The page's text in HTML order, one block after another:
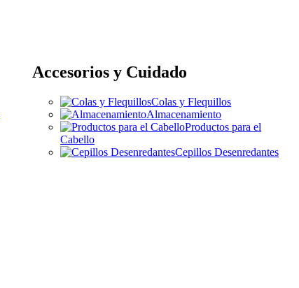
Accesorios y Cuidado
Colas y Flequillos
Almacenamiento
Productos para el
Cabello
Cepillos Desenredantes